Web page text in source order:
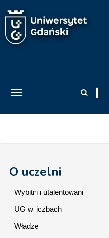
wyszukiwania
O uczelni
Wybitni i utalentowani
UG w liczbach
Władze